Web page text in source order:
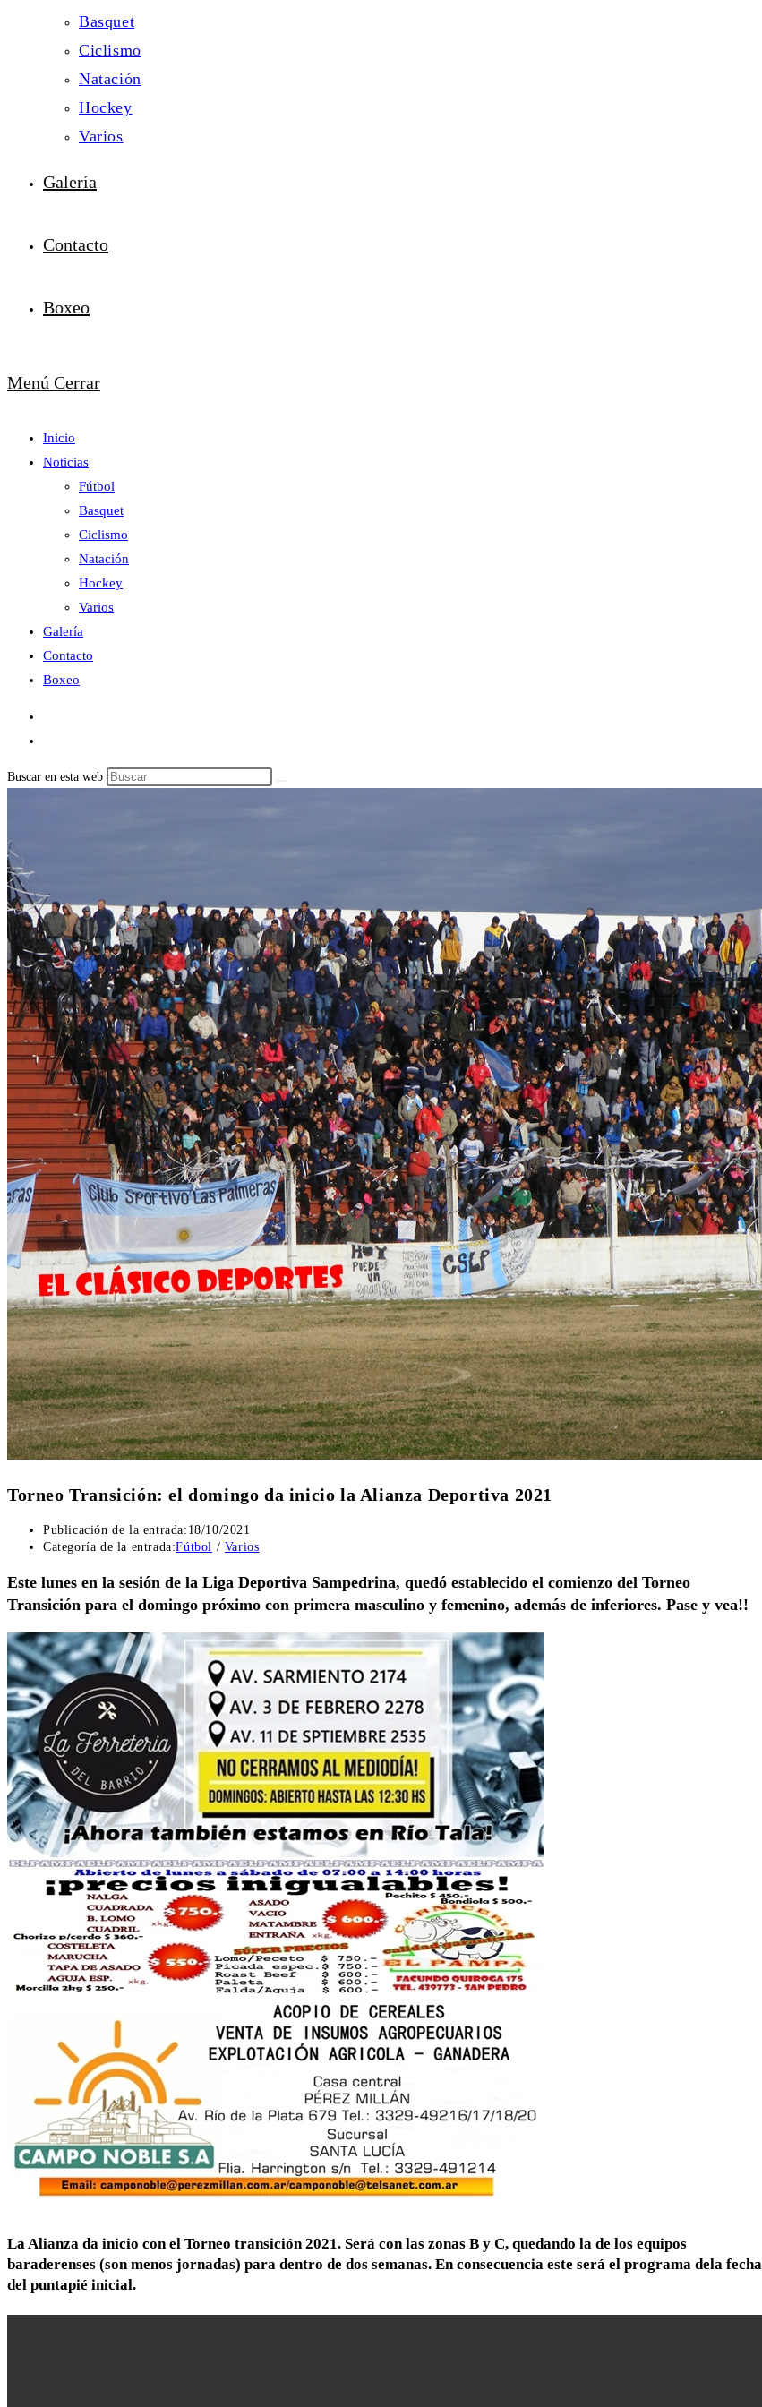
Basquet
Ciclismo
Natación
Hockey
Varios
Galería
Contacto
Boxeo
Menú Cerrar
Inicio
Noticias
Fútbol
Basquet
Ciclismo
Natación
Hockey
Varios
Galería
Contacto
Boxeo
Buscar en esta web
Torneo Transición: el domingo da inicio la Alianza Deportiva 2021
Publicación de la entrada: 18/10/2021
Categoría de la entrada:Fútbol / Varios
Este lunes en la sesión de la Liga Deportiva Sampedrina, quedó establecido el comienzo del Torneo
Transición para el domingo próximo con primera masculino y femenino, además de inferiores. Pase y vea!!
La Alianza da inicio con el Torneo transición 2021. Será con las zonas B y C, quedando la de los equipos
baraderenses (son menos jornadas) para dentro de dos semanas. En consecuencia este será el programa dela fecha
del puntapié inicial.